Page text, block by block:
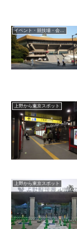
上野から東京スポット
上野から東京スポット